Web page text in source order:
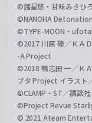
©諸星悠・甘味みきひろ
©NANOHA Detonation
©TYPE-MOON・
©2017 川原 礫／ＫＡ
-A Project
©2018 鴨志田 一／Ｋ
ブタ Project イラスト
©CLAMP・ST／講談社
©Project Revue
© 2021 Ateam